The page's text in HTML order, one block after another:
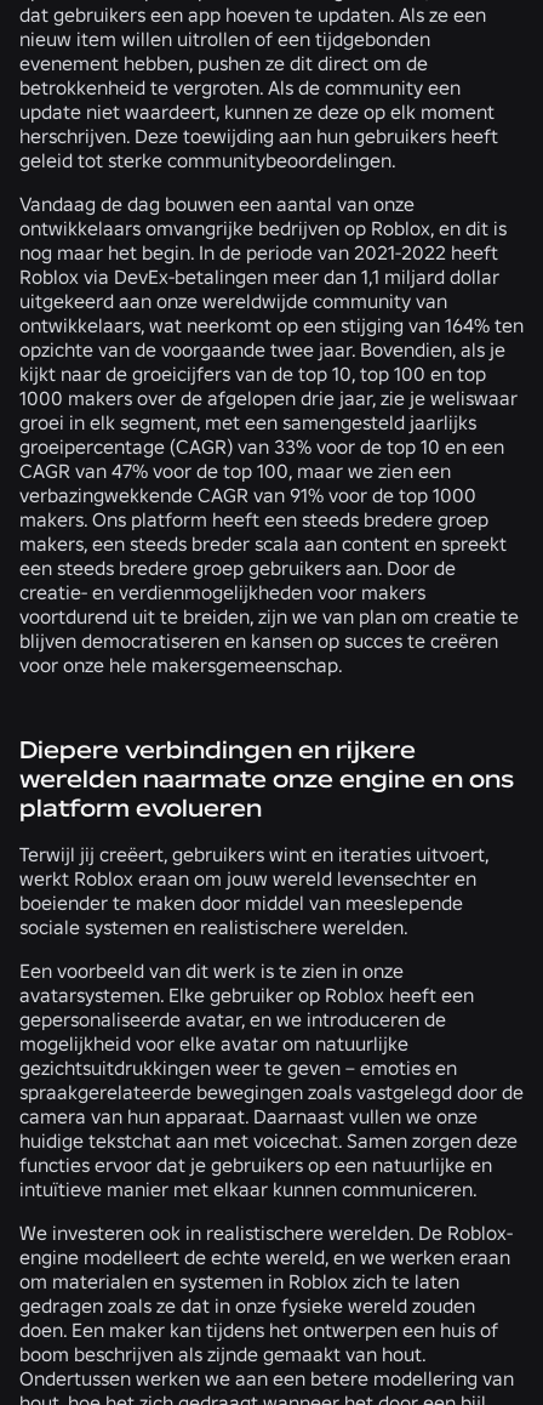
dat gebruikers een app hoeven te updaten. Als ze een
nieuw item willen uitrollen of een tijdgebonden
evenement hebben, pushen ze dit direct om de
betrokkenheid te vergroten. Als de community een
update niet waardeert, kunnen ze deze op elk moment
herschrijven. Deze toewijding aan hun gebruikers heeft
geleid tot sterke communitybeoordelingen.
Vandaag de dag bouwen een aantal van onze
ontwikkelaars omvangrijke bedrijven op Roblox, en dit is
nog maar het begin. In de periode van 2021-2022 heeft
Roblox via DevEx-betalingen meer dan 1,1 miljard dollar
uitgekeerd aan onze wereldwijde community van
ontwikkelaars, wat neerkomt op een stijging van 164% ten
opzichte van de voorgaande twee jaar. Bovendien, als je
kijkt naar de groeicijfers van de top 10, top 100 en top
1000 makers over de afgelopen drie jaar, zie je weliswaar
groei in elk segment, met een samengesteld jaarlijks
groeipercentage (CAGR) van 33% voor de top 10 en een
CAGR van 47% voor de top 100, maar we zien een
verbazingwekkende CAGR van 91% voor de top 1000
makers. Ons platform heeft een steeds bredere groep
makers, een steeds breder scala aan content en spreekt
een steeds bredere groep gebruikers aan. Door de
creatie- en verdienmogelijkheden voor makers
voortdurend uit te breiden, zijn we van plan om creatie te
blijven democratiseren en kansen op succes te creëren
voor onze hele makersgemeenschap.
Diepere verbindingen en rijkere
werelden naarmate onze engine en ons
platform evolueren
Terwijl jij creëert, gebruikers wint en iteraties uitvoert,
werkt Roblox eraan om jouw wereld levensechter en
boeiender te maken door middel van meeslepende
sociale systemen en realistischere werelden.
Een voorbeeld van dit werk is te zien in onze
avatarsystemen. Elke gebruiker op Roblox heeft een
gepersonaliseerde avatar, en we introduceren de
mogelijkheid voor elke avatar om natuurlijke
gezichtsuitdrukkingen weer te geven – emoties en
spraakgerelateerde bewegingen zoals vastgelegd door de
camera van hun apparaat. Daarnaast vullen we onze
huidige tekstchat aan met voicechat. Samen zorgen deze
functies ervoor dat je gebruikers op een natuurlijke en
intuïtieve manier met elkaar kunnen communiceren.
We investeren ook in realistischere werelden. De Roblox-
engine modelleert de echte wereld, en we werken eraan
om materialen en systemen in Roblox zich te laten
gedragen zoals ze dat in onze fysieke wereld zouden
doen. Een maker kan tijdens het ontwerpen een huis of
boom beschrijven als zijnde gemaakt van hout.
Ondertussen werken we aan een betere modellering van